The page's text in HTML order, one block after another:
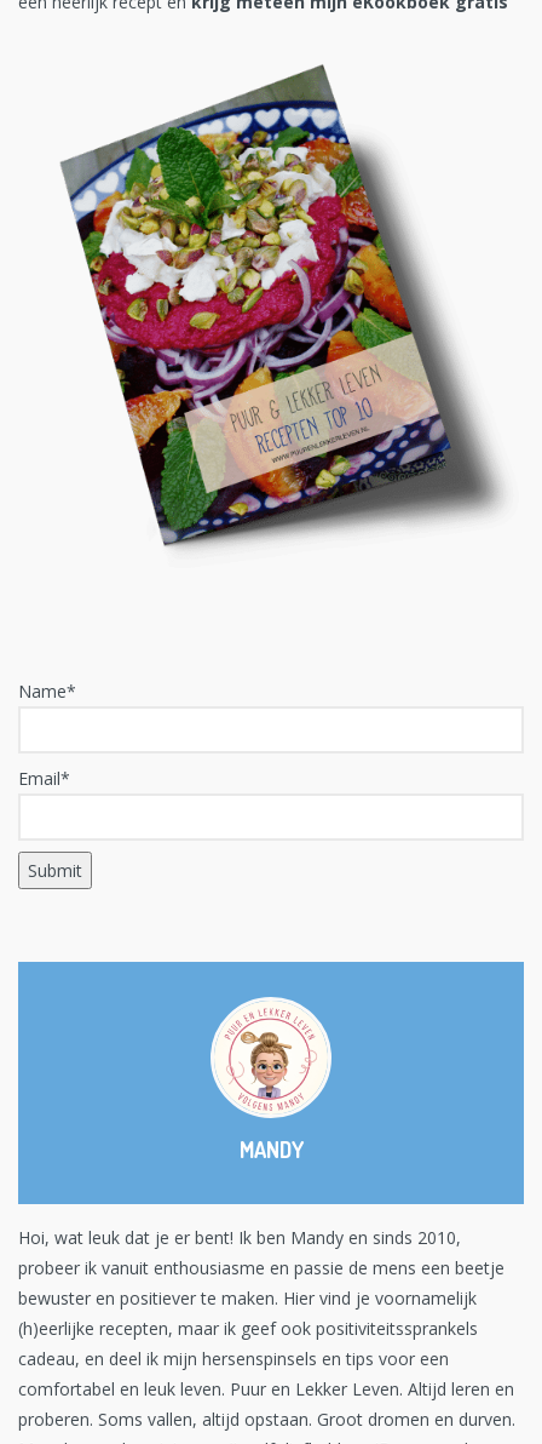
Name*
Email*
MANDY
Hoi, wat leuk dat je er bent! Ik ben Mandy en sinds 2010,
probeer ik vanuit enthousiasme en passie de mens een beetje
bewuster en positiever te maken. Hier vind je voornamelijk
(h)eerlijke recepten, maar ik geef ook positiviteitssprankels
cadeau, en deel ik mijn hersenspinsels en tips voor een
comfortabel en leuk leven. Puur en Lekker Leven. Altijd leren en
proberen. Soms vallen, altijd opstaan. Groot dromen en durven.